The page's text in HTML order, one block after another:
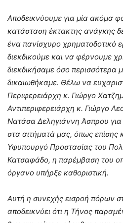
​Αποδεικνύουμε για μία ακόμα
κατάσταση έκτακτης ανάγκης
ένα πανίσχυρο χρηματοδοτικό
διεκδικούμε και να φέρνουμε
διεκδικήσαμε όσο περισσότερα
δικαιωθήκαμε. Θέλω να
Περιφερειάρχη κ. Γιώργο
Αντιπεριφερειάρχη κ. Γιώργο
Νατάσα Δεληγιάννη Άσπρου
στα αιτήματά μας, όπως επίσης
Υφυπουργό Προστασίας του
Κατσαφάδο, η παρέμβαση του
όργανο υπήρξε καθοριστική.
​Αυτή η συνεχής εισροή πόρων
αποδεικνύει ότι η Τήνος